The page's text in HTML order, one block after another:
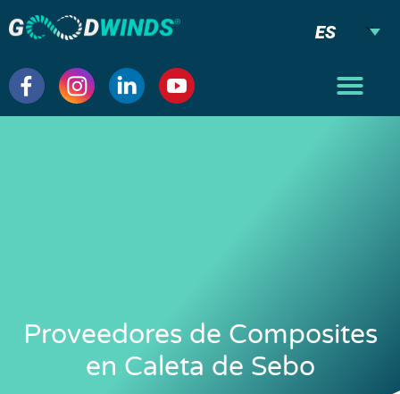
ES
Proveedores de Composites
en Caleta de Sebo